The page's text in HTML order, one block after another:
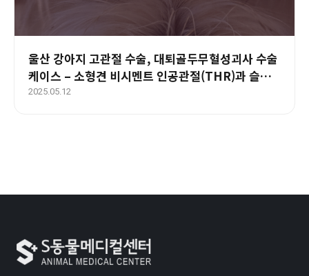
울산 강아지 고관절 수술, 대퇴골두무혈성괴사 수술
케이스 – 소형견 비시멘트 인공관절(THR)과 슬개
골탈구 동시 치료
2025.05.12